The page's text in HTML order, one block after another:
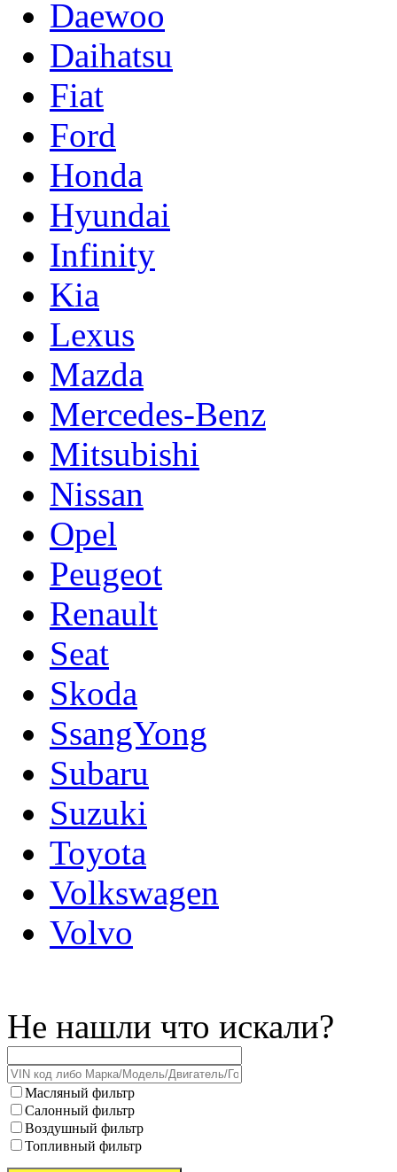
Daewoo
Daihatsu
Fiat
Ford
Honda
Hyundai
Infinity
Kia
Lexus
Mazda
Mercedes-Benz
Mitsubishi
Nissan
Opel
Peugeot
Renault
Seat
Skoda
SsangYong
Subaru
Suzuki
Toyota
Volkswagen
Volvo
Не нашли что искали?
Масляный фильтр
Салонный фильтр
Воздушный фильтр
Топливный фильтр